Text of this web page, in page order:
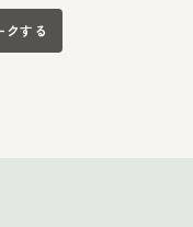
クする